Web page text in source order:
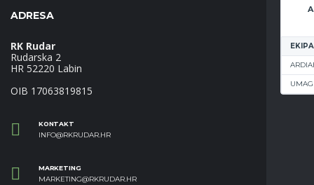
EKIPA
UMAG
ADRESA
RK Rudar
Rudarska 2
HR 52220 Labin
OIB 17063819815
KONTAKT
INFO@RKRUDAR.HR
MARKETING
MARKETING@RKRUDAR.HR